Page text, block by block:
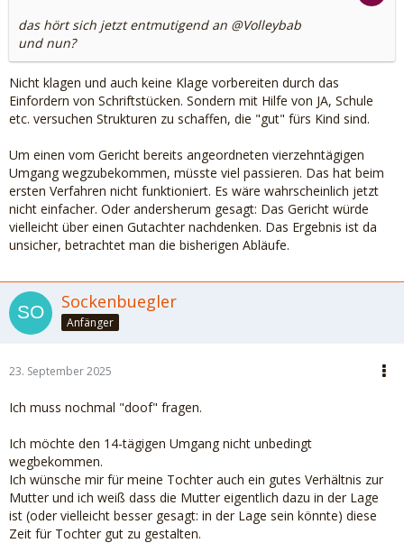
das hört sich jetzt entmutigend an @Volleybab
und nun?
Nicht klagen und auch keine Klage vorbereiten durch das
Einfordern von Schriftstücken. Sondern mit Hilfe von JA, Schule
etc. versuchen Strukturen zu schaffen, die "gut" fürs Kind sind.
Um einen vom Gericht bereits angeordneten vierzehntägigen
Umgang wegzubekommen, müsste viel passieren. Das hat beim
ersten Verfahren nicht funktioniert. Es wäre wahrscheinlich jetzt
nicht einfacher. Oder andersherum gesagt: Das Gericht würde
vielleicht über einen Gutachter nachdenken. Das Ergebnis ist da
unsicher, betrachtet man die bisherigen Abläufe.
Sockenbuegler
Anfänger
23. September 2025
Ich muss nochmal "doof" fragen.
Ich möchte den 14-tägigen Umgang nicht unbedingt
wegbekommen.
Ich wünsche mir für meine Tochter auch ein gutes Verhältnis zur
Mutter und ich weiß dass die Mutter eigentlich dazu in der Lage
ist (oder vielleicht besser gesagt: in der Lage sein könnte) diese
Zeit für Tochter gut zu gestalten.